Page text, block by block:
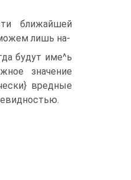
ближайшей
лишь на-
будут име^ь
значение
вредные